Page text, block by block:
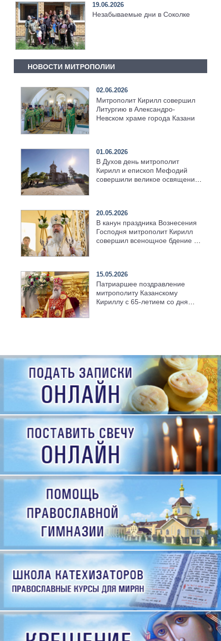
19.06.2026
Незабываемые дни в Соколке
НОВОСТИ МИТРОПОЛИИ
02.06.2026
Митрополит Кирилл совершил
Литургию в Александро-
Невском храме города Казани
01.06.2026
В Духов день митрополит
Кирилл и епископ Мефодий
совершили великое освящение
20.05.2026
В канун праздника Вознесения
Господня митрополит Кирилл
совершил всенощное бдение в
15.05.2026
Патриаршее поздравление
митрополиту Казанскому
Кириллу с 65-летием со дня